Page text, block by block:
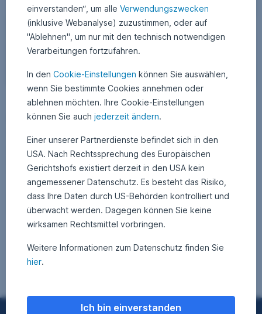
29. Mai 20262
.
i
0
6
•Thomas Oposich
Brasilien vor den Wahlen: Zwischen industrieller
Brasilien zeigt sich zwischen industrieller Stärke und politischer
Ernüchterung: Während Unternehmen technologisch Maßstäbe setzen
und die Wirtschaft solide wächst, prägen Polarisierung und
Wahlmüdigkeit die Stimmung vor den richtungsweisenden
Präsidentschaftswahlen im Oktober. Ein Bericht von Fondsmanager
Brasilien vor den Wahlen: Zwischen industrieller
Weiterlesen
einverstanden“, um alle Verwendungszwecken
(inklusive Webanalyse) zuzustimmen, oder auf
"Ablehnen", um nur mit den technisch notwendigen
Verarbeitungen fortzufahren.
In den Cookie-Einstellungen können Sie auswählen,
wenn Sie bestimmte Cookies annehmen oder
ablehnen möchten. Ihre Cookie-Einstellungen
können Sie auch jederzeit ändern.
Einer unserer Partnerdienste befindet sich in den
USA. Nach Rechtssprechung des Europäischen
Gerichtshofs existiert derzeit in den USA kein
angemessener Datenschutz. Es besteht das Risiko,
dass Ihre Daten durch US-Behörden kontrolliert und
überwacht werden. Dagegen können Sie keine
wirksamen Rechtsmittel vorbringen.
Weitere Informationen zum Datenschutz finden Sie
hier.
Ich bin einverstanden